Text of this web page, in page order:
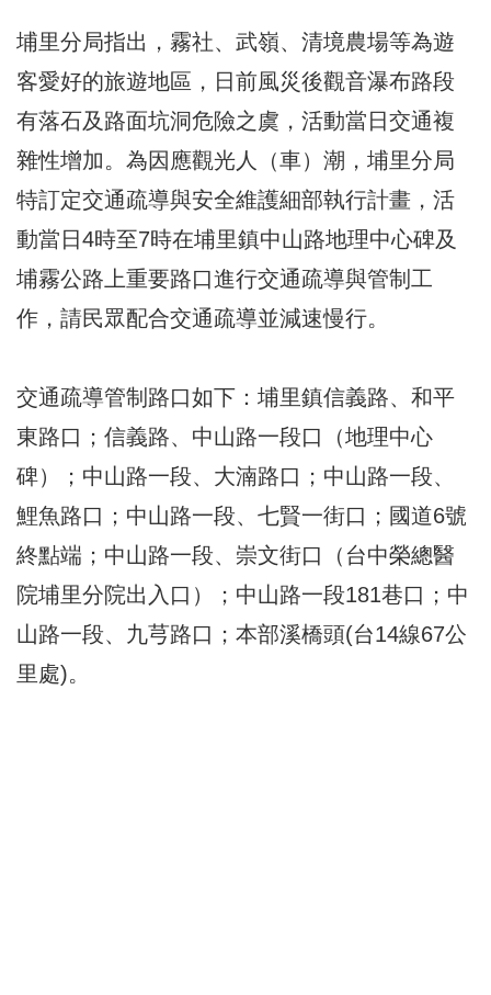
埔里分局指出，霧社、武嶺、清境農場等為遊
客愛好的旅遊地區，日前風災後觀音瀑布路段
有落石及路面坑洞危險之虞，活動當日交通複
雜性增加。為因應觀光人（車）潮，埔里分局
特訂定交通疏導與安全維護細部執行計畫，活
動當日4時至7時在埔里鎮中山路地理中心碑及
埔霧公路上重要路口進行交通疏導與管制工
作，請民眾配合交通疏導並減速慢行。
交通疏導管制路口如下：埔里鎮信義路、和平
東路口；信義路、中山路一段口（地理中心
碑）；中山路一段、大湳路口；中山路一段、
鯉魚路口；中山路一段、七賢一街口；國道6號
終點端；中山路一段、崇文街口（台中榮總醫
院埔里分院出入口）；中山路一段181巷口；中
山路一段、九芎路口；本部溪橋頭(台14線67公
里處)。